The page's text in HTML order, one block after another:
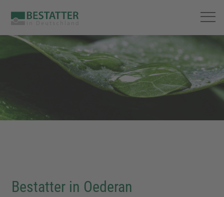
Bestatter in Oederan